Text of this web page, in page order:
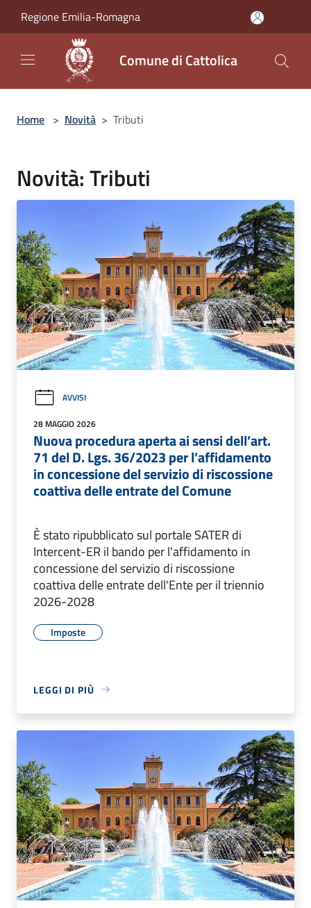
Regione Emilia-Romagna
Comune di Cattolica
Home > Novità > Tributi
Novità: Tributi
AVVISI
28 MAGGIO 2026
Nuova procedura aperta ai sensi dell’art.
71 del D. Lgs. 36/2023 per l’affidamento
in concessione del servizio di riscossione
coattiva delle entrate del Comune
È stato ripubblicato sul portale SATER di
Intercent-ER il bando per l'affidamento in
concessione del servizio di riscossione
coattiva delle entrate dell'Ente per il triennio
2026-2028
Imposte
LEGGI DI PIÙ